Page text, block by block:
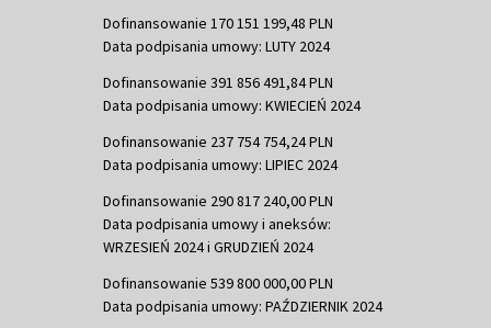
Dofinansowanie 170 151 199,48 PLN
Data podpisania umowy: LUTY 2024
Dofinansowanie 391 856 491,84 PLN
Data podpisania umowy: KWIECIEŃ 2024
Dofinansowanie 237 754 754,24 PLN
Data podpisania umowy: LIPIEC 2024
Dofinansowanie 290 817 240,00 PLN
Data podpisania umowy i aneksów:
WRZESIEŃ 2024 i GRUDZIEŃ 2024
Dofinansowanie 539 800 000,00 PLN
Data podpisania umowy: PAŹDZIERNIK 2024